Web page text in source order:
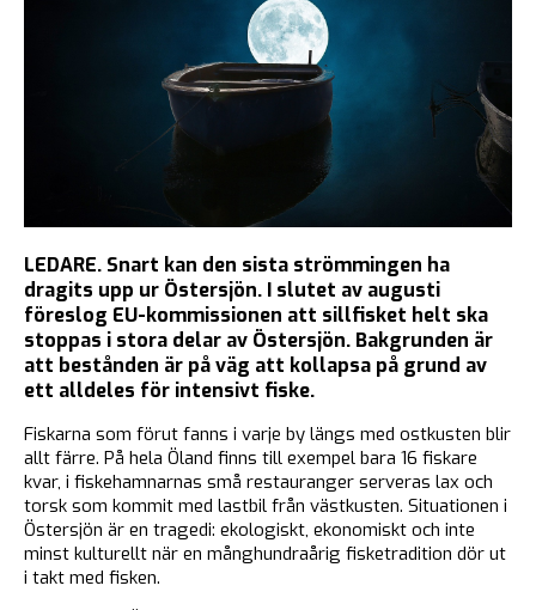
LEDARE. Snart kan den sista strömmingen ha
dragits upp ur Östersjön. I slutet av augusti
föreslog EU-kommissionen att sillfisket helt ska
stoppas i stora delar av Östersjön. Bakgrunden är
att bestånden är på väg att kollapsa på grund av
ett alldeles för intensivt fiske.
Fiskarna som förut fanns i varje by längs med ostkusten blir
allt färre. På hela Öland finns till exempel bara 16 fiskare
kvar, i fiskehamnarnas små restauranger serveras lax och
torsk som kommit med lastbil från västkusten. Situationen i
Östersjön är en tragedi: ekologiskt, ekonomiskt och inte
minst kulturellt när en månghundraårig fisketradition dör ut
i takt med fisken.